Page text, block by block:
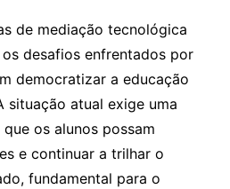
de mediação tecnológica
desafios enfrentados por
democratizar a educação
situação atual exige uma
os alunos possam
e continuar a trilhar o
fundamental para o